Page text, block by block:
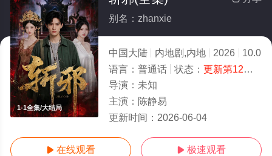
1-1全集/大结局
别名：zhanxie
中国大陆 内地剧,内地 2026
10.0
语言： 普通话 状态： 更新第12集
导演： 未知
主演： 陈静易
更新时间： 2026-06-04
 在线观看  极速观看